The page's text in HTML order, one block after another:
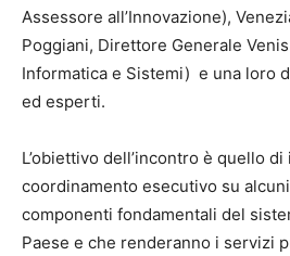
Assessore all’Innovazione),
Poggiani, Direttore Generale
Informatica e Sistemi) e una loro
ed esperti.
L’obiettivo dell’incontro è quello
coordinamento esecutivo su
componenti fondamentali del
Paese e che renderanno i servizi